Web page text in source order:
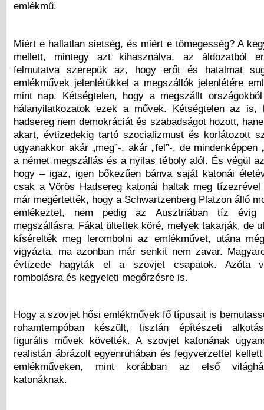
emlékmű.
Miért e hallatlan sietség, és miért e tömegesség? A
mellett, mintegy azt kihasználva, az áldozatból
felmutatva szerepük az, hogy erőt és hatalmat
emlékművek jelenlétükkel a megszállók jelenlétére
mint nap. Kétségtelen, hogy a megszállt
hálanyilatkozatok ezek a művek. Kétségtelen az is,
hadsereg nem demokráciát és szabadságot hozott,
akart, évtizedekig tartó szocializmust és korlátozott
ugyanakkor akár „meg”-, akár „fel”-, de mindenképpen
a német megszállás és a nyilas téboly alól. És végül
hogy – igaz, igen bőkezűen bánva saját katonái
csak a Vörös Hadsereg katonái haltak meg tízezrével
már megértették, hogy a Schwartzenberg Platzon álló
emlékeztet, nem pedig az Ausztriában tíz évig
megszállásra. Fákat ültettek köré, melyek takarják, de
kísérelték meg lerombolni az emlékművet, utána
vigyázta, ma azonban már senkit nem zavar.
évtizede hagyták el a szovjet csapatok. Azóta
rombolásra és kegyeleti megőrzésre is.
Hogy a szovjet hősi emlékművek fő típusait is
rohamtempóban készült, tisztán építészeti
figurális művek követték. A szovjet katonának
realistán ábrázolt egyenruhában és fegyverzettel
emlékműveken, mint korábban az első
katonáknak.